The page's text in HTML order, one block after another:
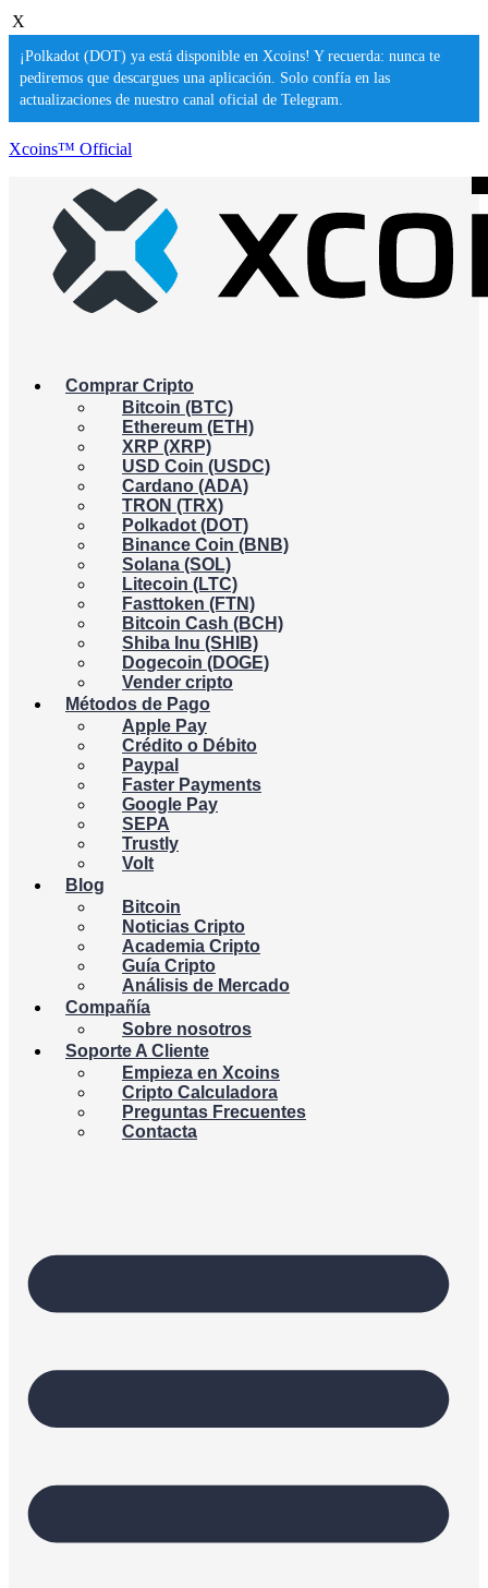
X
¡Polkadot (DOT) ya está disponible en Xcoins! Y recuerda: nunca te
pediremos que descargues una aplicación. Solo confía en las
actualizaciones de nuestro canal oficial de Telegram.
Xcoins™ Official
Comprar Cripto
Bitcoin (BTC)
Ethereum (ETH)
XRP (XRP)
USD Coin (USDC)
Cardano (ADA)
TRON (TRX)
Polkadot (DOT)
Binance Coin (BNB)
Solana (SOL)
Litecoin (LTC)
Fasttoken (FTN)
Bitcoin Cash (BCH)
Shiba Inu (SHIB)
Dogecoin (DOGE)
Vender cripto
Métodos de Pago
Apple Pay
Crédito o Débito
Paypal
Faster Payments
Google Pay
SEPA
Trustly
Volt
Blog
Bitcoin
Noticias Cripto
Academia Cripto
Guía Cripto
Análisis de Mercado
Compañía
Sobre nosotros
Soporte A Cliente
Empieza en Xcoins
Cripto Calculadora
Preguntas Frecuentes
Contacta